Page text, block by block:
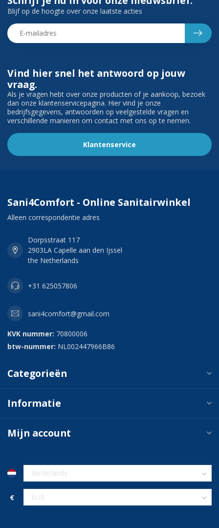
Vind hier snel het antwoord op jouw
vraag.
Als je vragen hebt over onze producten of je aankoop, bezoek
dan onze klantenservicepagina. Hier vind je onze
bedrijfsgegevens, antwoorden op veelgestelde vragen en
verschillende manieren om contact met ons op te nemen.
Klantenservice
Blijf op de hoogte over onze laatste acties
Sani4Comfort - Online Sanitairwinkel
Alleen correspondentie adres
Dorpsstraat 117
2903LA Capelle aan den Ijssel
the Netherlands
+31 625057806
sani4comfort@gmail.com
KVK nummer: 70800006
btw-nummer: NL002447966B86
Categorieën
Informatie
Mijn account
€